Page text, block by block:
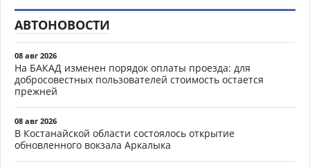
АВТОНОВОСТИ
08 авг 2026
На БАКАД изменен порядок оплаты проезда: для
добросовестных пользователей стоимость остается
прежней
08 авг 2026
В Костанайской области состоялось открытие
обновленного вокзала Аркалыка